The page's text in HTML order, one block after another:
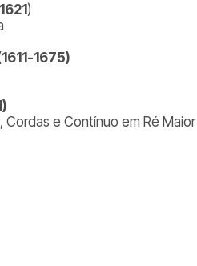
)
1675)
e Contínuo em Ré Maior